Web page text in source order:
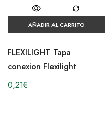
AÑADIR AL CARRITO
FLEXILIGHT Tapa
conexion Flexilight
0,21€